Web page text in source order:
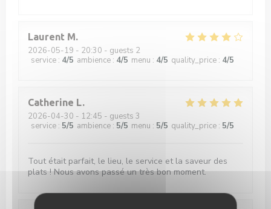
Laurent M
2026-05-19 - 20:30 - guests 2
service : 4/5 ambience : 4/5 menu : 4/5 quality_price : 4/5
Catherine L
2026-04-30 - 12:45 - guests 3
service : 5/5 ambience : 5/5 menu : 5/5 quality_price : 5/5
Tout était parfait, le lieu, le service et la saveur des
plats ! Nous avons passé un très bon moment.